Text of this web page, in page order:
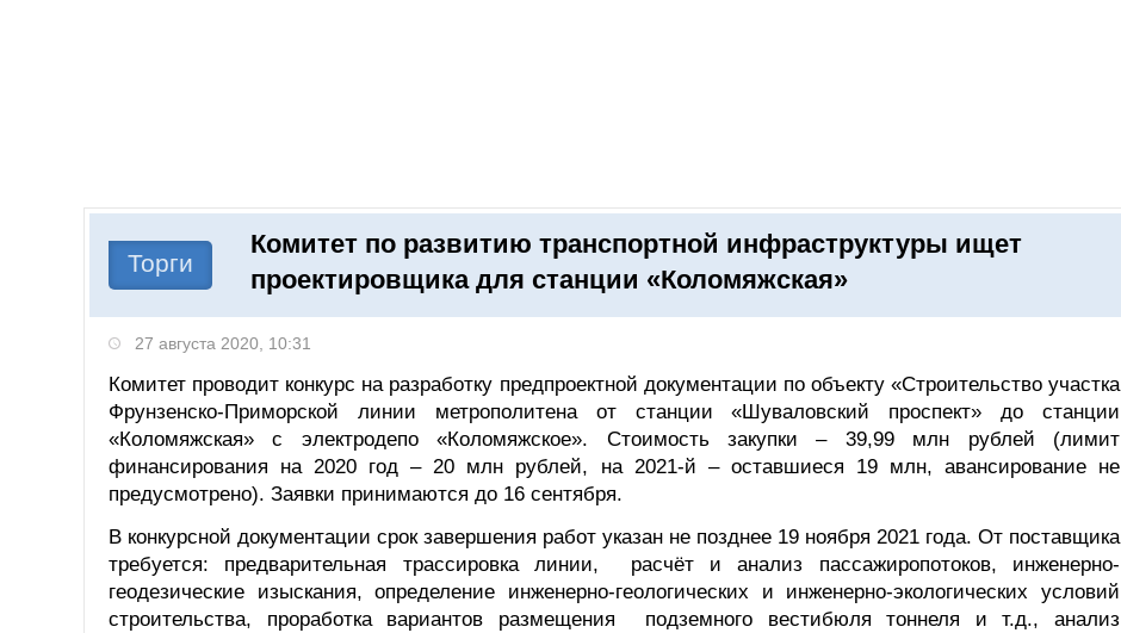
Поиск
Торги
Комитет по развитию транспортной инфраструктуры ищет
проектировщика для станции «Коломяжская»
27 августа 2020, 10:31
Комитет проводит конкурс на разработку предпроектной документации по объекту «Строительство участка
Фрунзенско-Приморской линии метрополитена от станции «Шуваловский проспект» до станции
«Коломяжская» с электродепо «Коломяжское». Стоимость закупки – 39,99 млн рублей (лимит
финансирования на 2020 год – 20 млн рублей, на 2021-й – оставшиеся 19 млн, авансирование не
предусмотрено). Заявки принимаются до 16 сентября.
В конкурсной документации срок завершения работ указан не позднее 19 ноября 2021 года. От поставщика
требуется: предварительная трассировка линии, расчёт и анализ пассажиропотоков, инженерно-
геодезические изыскания, определение инженерно-геологических и инженерно-экологических условий
строительства, проработка вариантов размещения подземного вестибюля тоннеля и т.д., анализ